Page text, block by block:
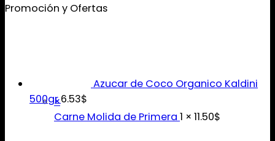
×
Carne Molida de Primera 1 × 11.50$
Promoción y Ofertas
Azucar de Coco Organico Kaldini
500gr 6.53$